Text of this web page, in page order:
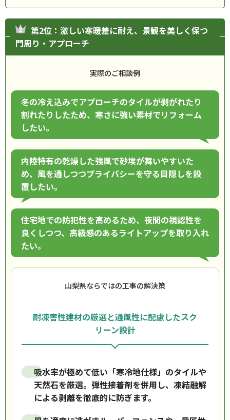
第2位：激しい寒暖差に耐え、景観を美しく保つ
門周り・アプローチ
実際のご相談例
冬の冷え込みでアプローチのタイルが剥がれたり
割れたりしたため、寒さに強い素材でリフォーム
したい。
内陸特有の乾燥した強風で砂埃が舞いやすいた
め、風を通しつつプライバシーを守る目隠しを設
置したい。
住宅地での防犯性を高めるため、夜間の視認性を
良くしつつ、高級感のあるライトアップを取り入れ
たい。
山梨県ならではの工事の解決策
耐凍害性建材の厳選と通風性に配慮したスク
リーン設計
吸水率が極めて低い「寒冷地仕様」のタイルや
天然石を厳選。弾性接着剤を併用し、凍結融解
による剥離を徹底的に防ぎます。